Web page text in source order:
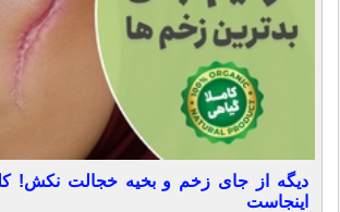
دیگه از جای زخم و بخیه خجالت نکش!
اینجاست